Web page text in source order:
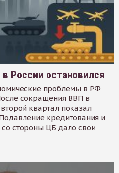
России остановился
проблемы в РФ
сокращения ВВП в
квартал показал
кредитования и
со стороны ЦБ дало свои